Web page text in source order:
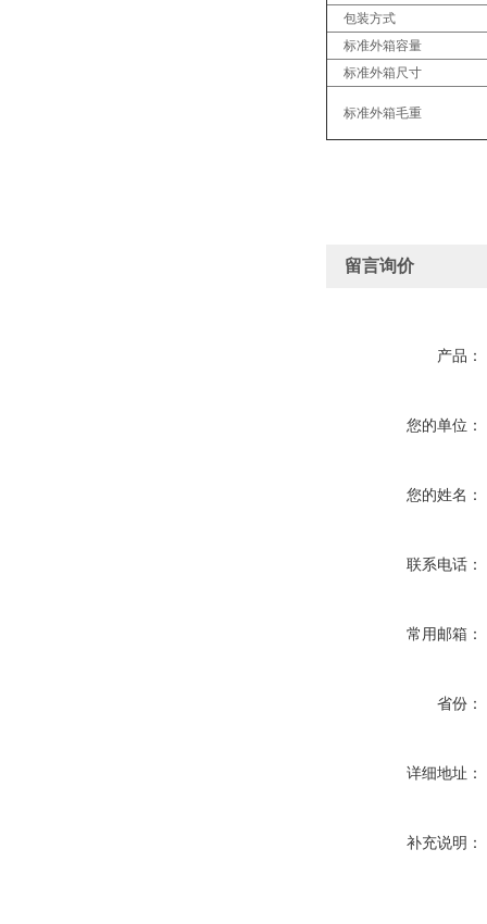
包装方式
标准外箱容量
标准外箱尺寸
标准外箱毛重
留言询价
产品：
您的单位：
您的姓名：
联系电话：
常用邮箱：
省份：
详细地址：
补充说明：